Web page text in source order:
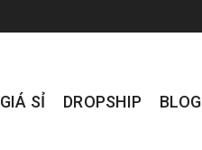
SỈ DROPSHIP BLOG